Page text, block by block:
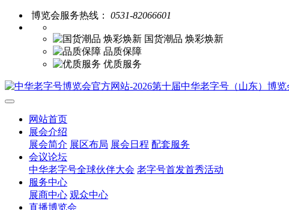
博览会服务热线： 0531-82066601
国货潮品 焕彩焕新
品质保障
优质服务
网站首页
展会介绍
展会简介 展区布局 展会日程 配套服务
会议论坛
中华老字号全球伙伴大会 老字号首发首秀活动
服务中心
展商中心 观众中心
直播博览会